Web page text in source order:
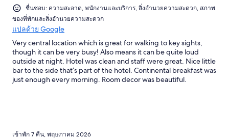
ชื่นชอบ: ความสะอาด, พนักงานและบริการ, สิ่งอำนวยความสะดวก, สภาพ
ของที่พักและสิ่งอำนวยความสะดวก
แปลด้วย Google
Very central location which is great for walking to key sights,
though it can be very busy! Also means it can be quite loud
outside at night. Hotel was clean and staff were great. Nice little
bar to the side that’s part of the hotel. Continental breakfast was
just enough every morning. Room decor was beautiful.
เข้าพัก 7 คืน, พฤษภาคม 2026